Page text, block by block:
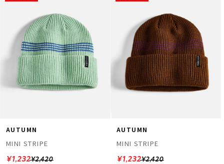
AUTUMN
MINI STRIPE
¥2,420
¥1,232
AUTUMN
MINI STRIPE
¥2,420
¥1,232